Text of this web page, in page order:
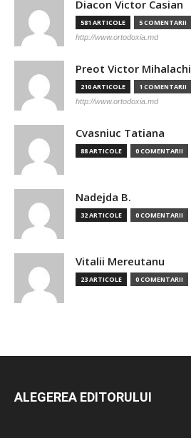
Diacon Victor Casian
581 ARTICOLE 5 COMENTARII
http://www.ortodoxia.md
Preot Victor Mihalachi
210 ARTICOLE 1 COMENTARII
http://www.ortodoxia.md
Cvasniuc Tatiana
88 ARTICOLE 0 COMENTARII
Nadejda B.
32 ARTICOLE 0 COMENTARII
Vitalii Mereutanu
23 ARTICOLE 0 COMENTARII
ALEGEREA EDITORULUI